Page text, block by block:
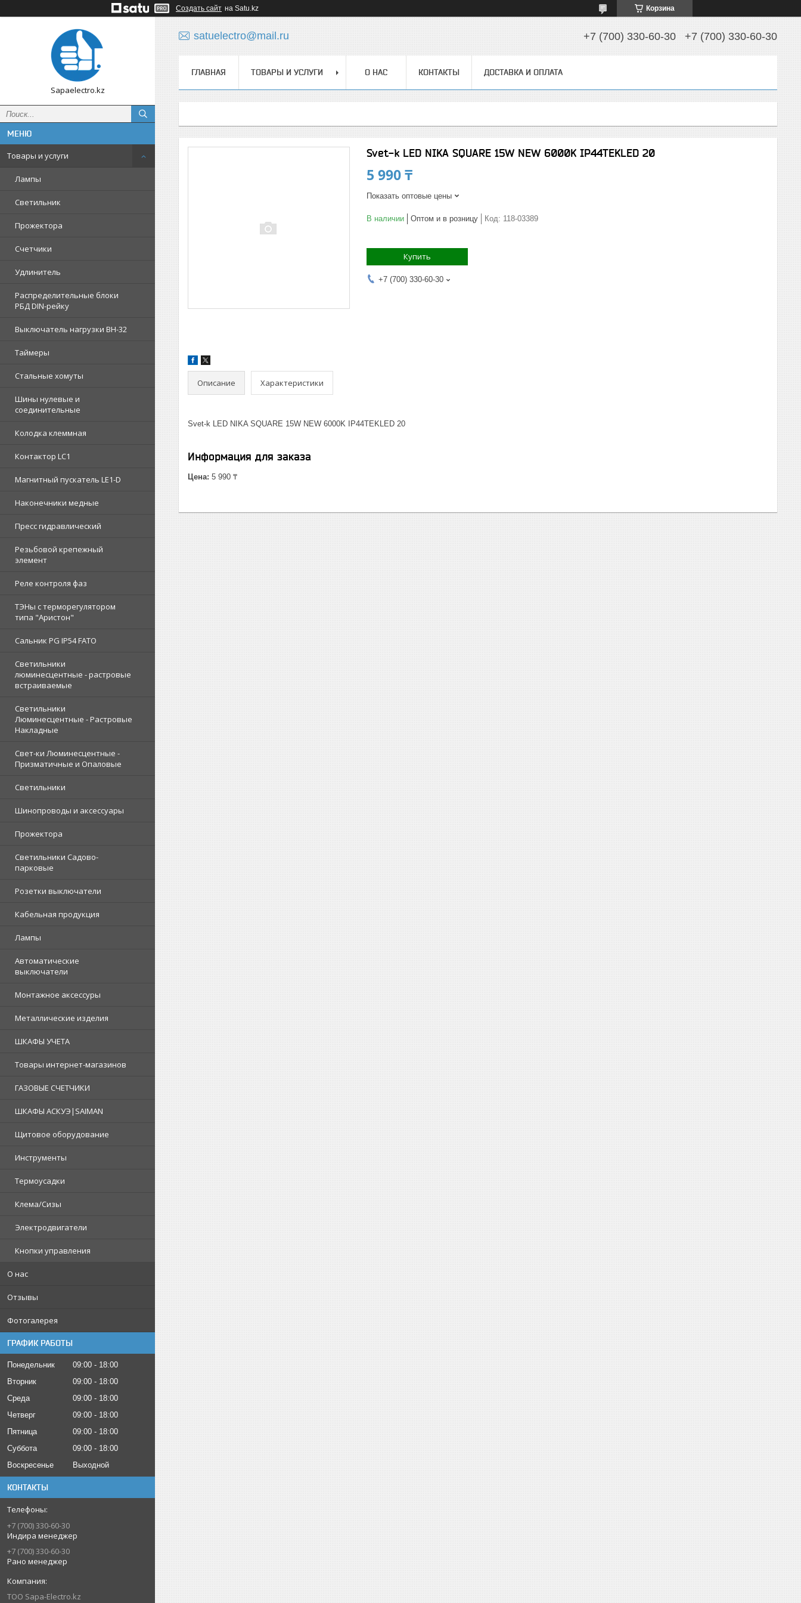
Создать сайт на Satu.kz Корзина
Sapaelectro.kz
Товары и услуги
Лампы
Светильник
Прожектора
Счетчики
Удлинитель
Распределительные блоки
РБД DIN-рейку
Выключатель нагрузки ВН-32
Таймеры
Стальные хомуты
Шины нулевые и
соединительные
Колодка клеммная
Контактор LC1
Магнитный пускатель LE1-D
Наконечники медные
Пресс гидравлический
Резьбовой крепежный
элемент
Реле контроля фаз
ТЭНы с терморегулятором
типа "Аристон"
Сальник PG IP54 FATO
Светильники
люминесцентные - растровые
встраиваемые
Светильники
Люминесцентные - Растровые
Накладные
Свет-ки Люминесцентные -
Призматичные и Опаловые
Светильники
Шинопроводы и аксессуары
Прожектора
Светильники Садово-
парковые
Розетки выключатели
Кабельная продукция
Лампы
Автоматические
выключатели
Монтажное аксессуры
Металлические изделия
ШКАФЫ УЧЕТА
Товары интернет-магазинов
ГАЗОВЫЕ СЧЕТЧИКИ
ШКАФЫ АСКУЭ|SAIMAN
Щитовое оборудование
Инструменты
Термоусадки
Клема/Сизы
Электродвигатели
Кнопки управления
О нас
Отзывы
Фотогалерея
ГРАФИК РАБОТЫ
Понедельник 09:00
18:00
Вторник
09:00
18:00
Среда
09:00
18:00
Четверг
09:00
18:00
Пятница
09:00
18:00
Суббота
09:00
18:00
Воскресенье
Выходной
КОНТАКТЫ
+7 (700) 330-60-30
Индира менеджер
+7 (700) 330-60-30
Рано менеджер
ТОО Sapa-Electro.kz
satuelectro@mail.ru +7 (700) 330-60-30 +7 (700) 330-60-30
ГЛАВНАЯ ТОВАРЫ И УСЛУГИ О НАС КОНТАКТЫ ДОСТАВКА И ОПЛАТА
Svet-k LED NIKA SQUARE 15W NEW 6000K IP44TEKLED 20
5 990 ₸
Показать оптовые цены
В наличии Оптом и в розницу Код: 118-03389
Купить
+7 (700) 330-60-30
Описание Характеристики
Svet-k LED NIKA SQUARE 15W NEW 6000K IP44TEKLED 20
Информация для заказа
Цена: 5 990 ₸